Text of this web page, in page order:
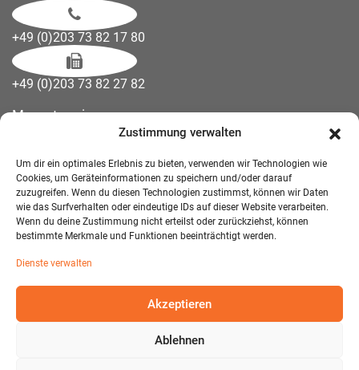
Zustimmung verwalten
Um dir ein optimales Erlebnis zu bieten, verwenden wir Technologien wie
Cookies, um Geräteinformationen zu speichern und/oder darauf
zuzugreifen. Wenn du diesen Technologien zustimmst, können wir Daten
wie das Surfverhalten oder eindeutige IDs auf dieser Website verarbeiten.
Wenn du deine Zustimmung nicht erteilst oder zurückziehst, können
bestimmte Merkmale und Funktionen beeinträchtigt werden.
Dienste verwalten
Akzeptieren
Ablehnen
+49 (0)203 73 82 17 80
+49 (0)203 73 82 27 82
Messetermine
Downloads
Wandelemente
Über uns
Impressum
Datenschutzerklärung
© 2026 T-EXO GmbH Mietmöbel - Alle Rechte vorbehalten.